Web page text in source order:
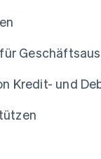
Kredit- und